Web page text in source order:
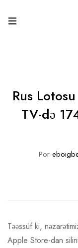
Rus
TV-də
Por
Təəssüf ki,
Apple Store-dan